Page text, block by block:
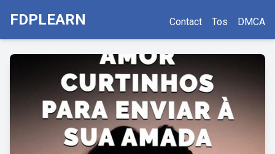
FDPLEARN Contact Tos DMCA